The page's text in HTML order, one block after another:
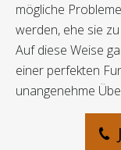
mögliche
werden, ehe sie
Auf diese Weise
einer perfekten
unangenehme